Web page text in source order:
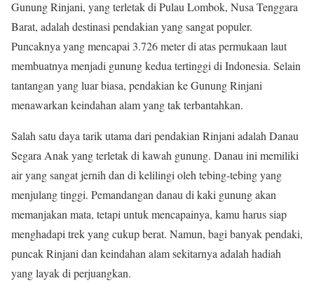
Gunung Rinjani, yang terletak di Pulau Lombok, Nusa Tenggara
Barat, adalah destinasi pendakian yang sangat populer.
Puncaknya yang mencapai 3.726 meter di atas permukaan laut
membuatnya menjadi gunung kedua tertinggi di Indonesia. Selain
tantangan yang luar biasa, pendakian ke Gunung Rinjani
menawarkan keindahan alam yang tak terbantahkan.
Salah satu daya tarik utama dari pendakian Rinjani adalah Danau
Segara Anak yang terletak di kawah gunung. Danau ini memiliki
air yang sangat jernih dan di kelilingi oleh tebing-tebing yang
menjulang tinggi. Pemandangan danau di kaki gunung akan
memanjakan mata, tetapi untuk mencapainya, kamu harus siap
menghadapi trek yang cukup berat. Namun, bagi banyak pendaki,
puncak Rinjani dan keindahan alam sekitarnya adalah hadiah
yang layak di perjuangkan.